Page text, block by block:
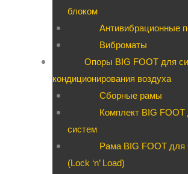
блоком
Антивибрационные
Виброматы
Опоры BIG FOOT для
кондиционирования воздуха
Сборные рамы
Комплект BIG
систем
Рама BIG FOOT для
(Lock ‘n’ Load)